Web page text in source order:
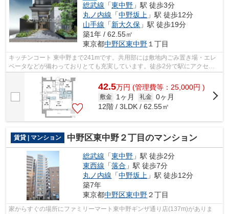
総武線 「東中野 」駅 徒歩3分
丸ノ内線 「中野坂上 」駅 徒歩12分
山手線 「新大久保 」駅 徒歩19分
築1年 / 62.55㎡
東京都中野区東中野 １丁目
キッチンコート 東中野まで241mです。共用部には敷地内ごみ置き場・エレ
ベータなどが備わっておりとても充実しています。徒歩2分で駅にアクセス
できる物件です。夏場は特に涼しい通風...
42.5万円 (管理費等：25,000円 )
敷金 1ヶ月 礼金 0ヶ月
12階 / 3LDK / 62.55㎡
賃貸 | マンション 中野区東中野２丁目のマンション
総武線 「東中野 」駅 徒歩2分
東西線 「落合 」駅 徒歩7分
丸ノ内線 「中野坂上 」駅 徒歩12分
築7年
東京都中野区東中野２丁目
家からすぐの場所にファミリーマート東中野ギンザ通り店(137m)がありま